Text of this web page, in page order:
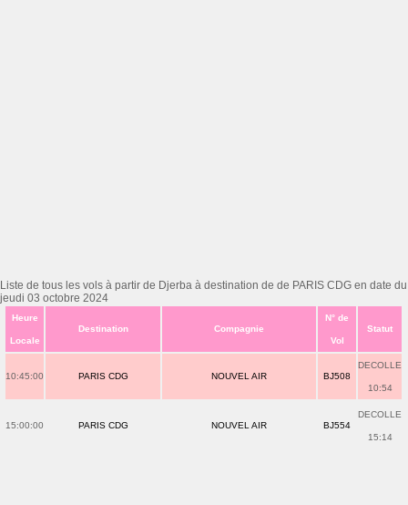
Liste de tous les vols à partir de Djerba à destination de de PARIS CDG en date du
jeudi 03 octobre 2024
Heure
Locale
Destination Compagnie
N° de
Vol
Statut
10:45:00 PARIS CDG NOUVEL AIR BJ508
DECOLLE
10:54
15:00:00 PARIS CDG NOUVEL AIR BJ554
DECOLLE
15:14